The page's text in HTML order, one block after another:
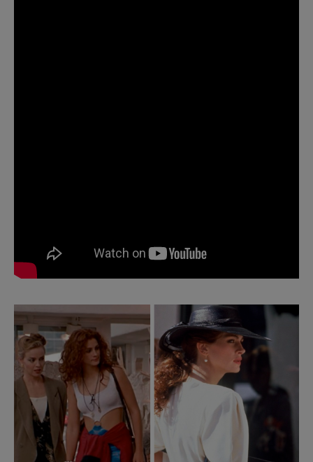
второй шанс. А он, как известно, дается не всегда.
верно ли я составил мнение о новом знакомом,
может быть, я ошибся?». Так уж мы устроены, что
оценка того, кого мы первый раз видим, занимает
пару секунд. И именно эту оценку мы потом
принимаем, как истину. Такова природа, против неё
не попрёшь.
Расскажу на наглядном примере из жизни. Одна моя